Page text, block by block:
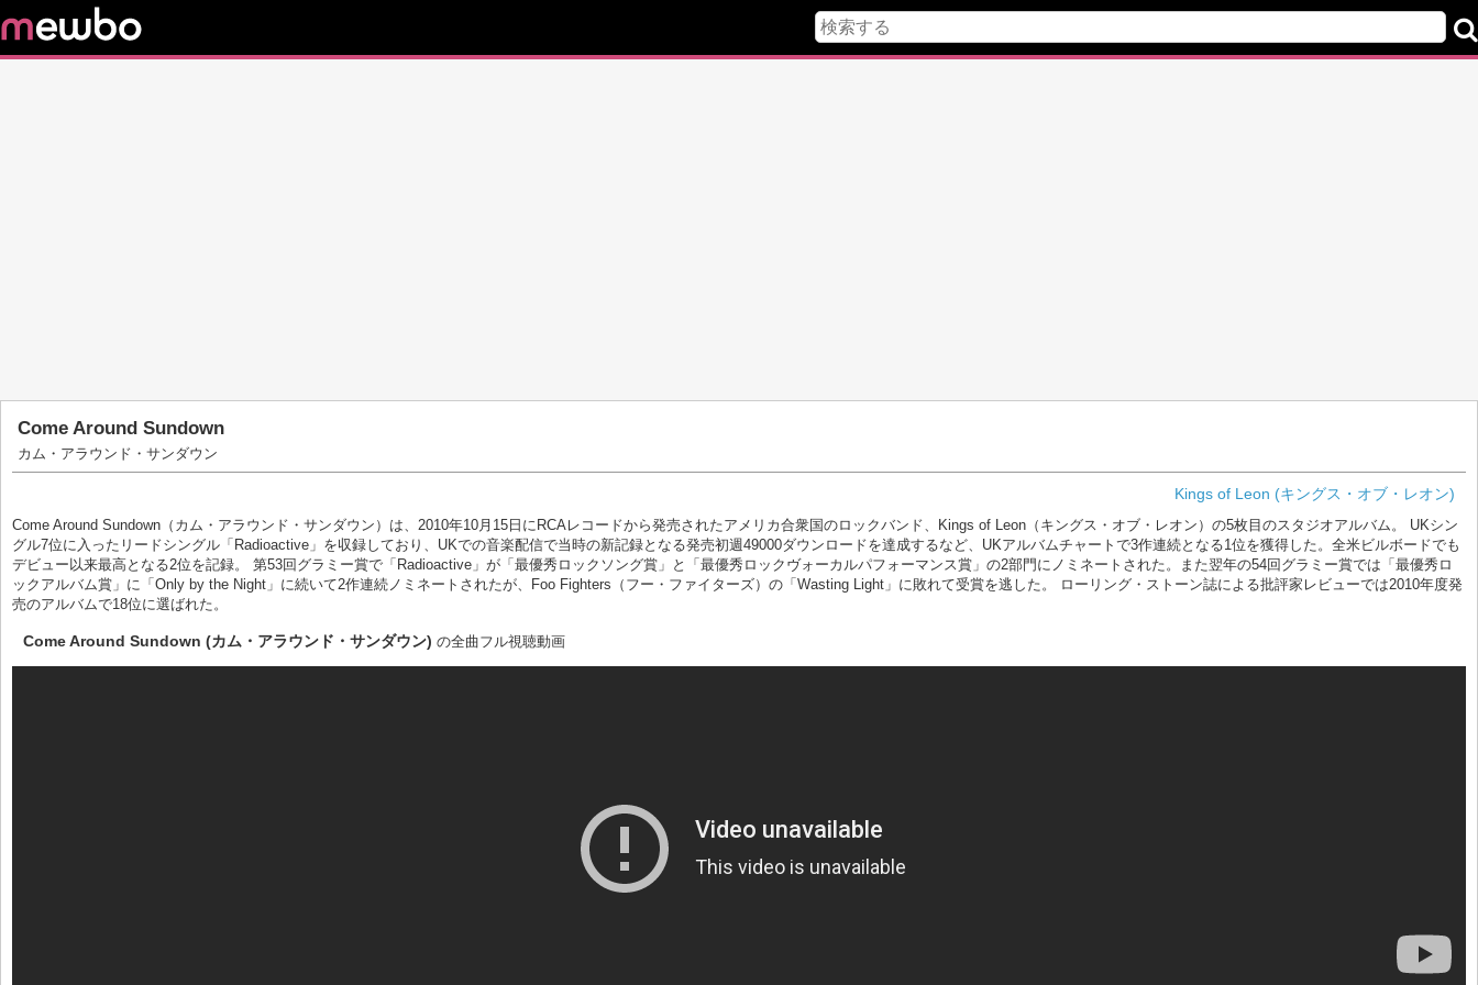
Come Around Sundown
カム・アラウンド・サンダウン
Kings of Leon (キングス・オブ・レオン)
Come Around Sundown（カム・アラウンド・サンダウン）は、2010年10月15日にRCAレコードから発売されたアメリカ合衆国のロックバンド、Kings of Leon（キングス・オブ・レオン）の5枚目のスタジオアルバム。 UKシン
グル7位に入ったリードシングル「Radioactive」を収録しており、UKでの音楽配信で当時の新記録となる発売初週49000ダウンロードを達成するなど、UKアルバムチャートで3作連続となる1位を獲得した。全米ビルボードでも
デビュー以来最高となる2位を記録。 第53回グラミー賞で「Radioactive」が「最優秀ロックソング賞」と「最優秀ロックヴォーカルパフォーマンス賞」の2部門にノミネートされた。また翌年の54回グラミー賞では「最優秀ロ
ックアルバム賞」に「Only by the Night」に続いて2作連続ノミネートされたが、Foo Fighters（フー・ファイターズ）の「Wasting Light」に敗れて受賞を逃した。 ローリング・ストーン誌による批評家レビューでは2010年度発
売のアルバムで18位に選ばれた。
Come Around Sundown (カム・アラウンド・サンダウン) の全曲フル視聴動画